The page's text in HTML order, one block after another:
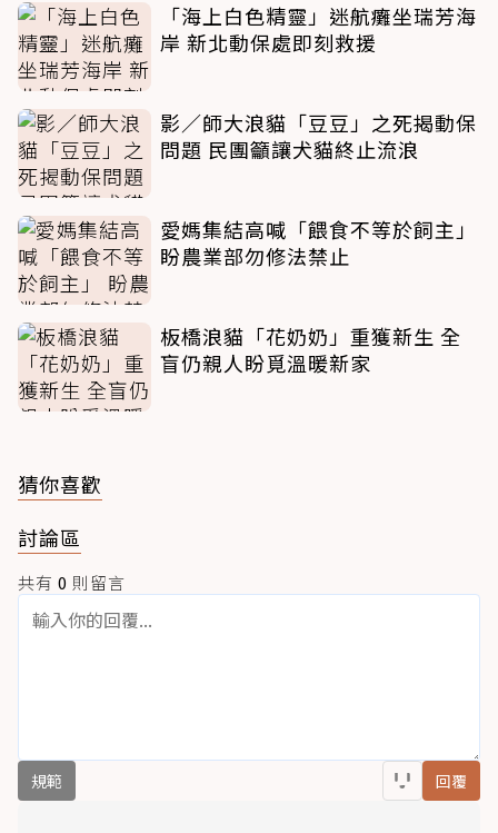
「海上白色精靈」迷航癱坐瑞芳海
岸 新北動保處即刻救援
影／師大浪貓「豆豆」之死揭動保
問題 民團籲讓犬貓終止流浪
愛媽集結高喊「餵食不等於飼主」
盼農業部勿修法禁止
板橋浪貓「花奶奶」重獲新生 全
盲仍親人盼覓溫暖新家
猜你喜歡
討論區
共有 0 則留言
規範 回覆